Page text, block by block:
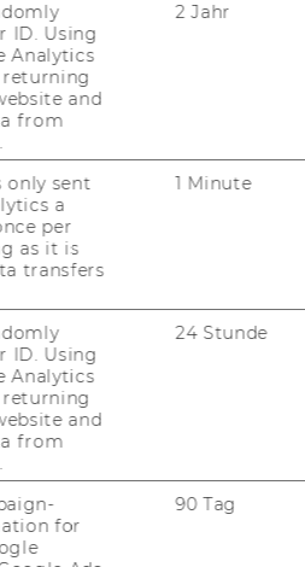
only)
Views and
and do not
GmbH. Neither
responsible
ID. Using
Analytics
returning
and
from
2 Jahr
only sent
a
per
as it is
transfers
1 Minute
ID. Using
Analytics
returning
and
from
24 Stunde
for
90 Tag